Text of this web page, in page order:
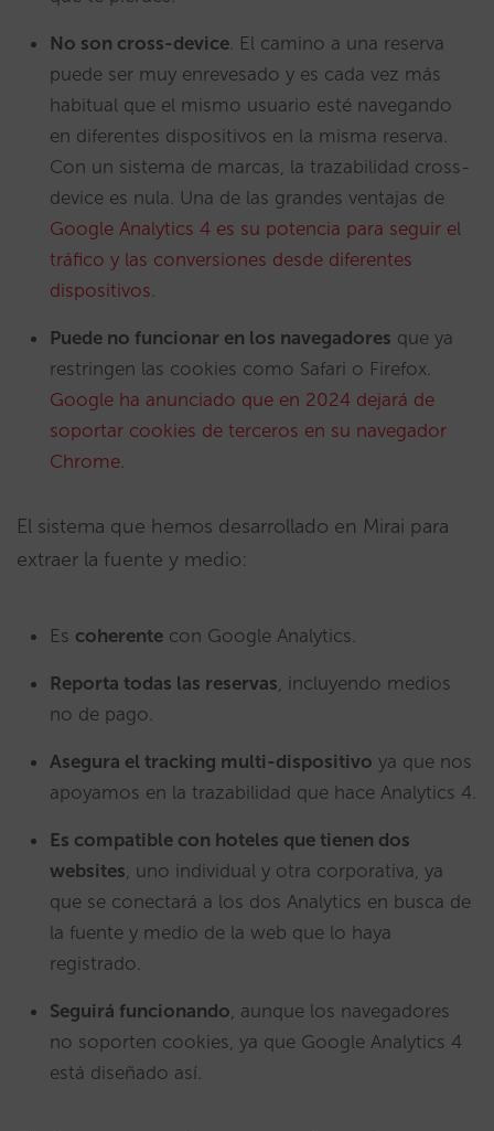
No son cross-device. El camino a una reserva
puede ser muy enrevesado y es cada vez más
habitual que el mismo usuario esté navegando
en diferentes dispositivos en la misma reserva.
Con un sistema de marcas, la trazabilidad cross-
device es nula. Una de las grandes ventajas de
Google Analytics 4 es su potencia para seguir el
tráfico y las conversiones desde diferentes
dispositivos.
Puede no funcionar en los navegadores que ya
restringen las cookies como Safari o Firefox.
Google ha anunciado que en 2024 dejará de
soportar cookies de terceros en su navegador
Chrome.
El sistema que hemos desarrollado en Mirai para
extraer la fuente y medio:
Es coherente con Google Analytics.
Reporta todas las reservas, incluyendo medios
no de pago.
Asegura el tracking multi-dispositivo ya que nos
apoyamos en la trazabilidad que hace Analytics 4.
Es compatible con hoteles que tienen dos
websites, uno individual y otra corporativa, ya
que se conectará a los dos Analytics en busca de
la fuente y medio de la web que lo haya
registrado.
Seguirá funcionando, aunque los navegadores
no soporten cookies, ya que Google Analytics 4
está diseñado así.